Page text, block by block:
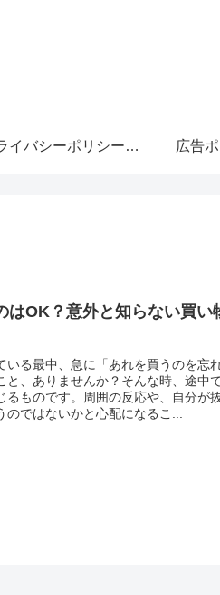
プライバシーポリシー・免責事項 広告
はOK？意外と知らない買い
いる最中、急に「あれを買うのを忘
と、ありませんか？そんな時、途中
るものです。周囲の反応や、自分が
ではないかと心配になるこ...